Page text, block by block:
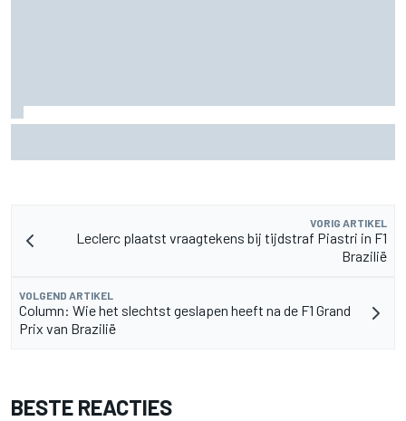
VORIG ARTIKEL
Leclerc plaatst vraagtekens bij tijdstraf Piastri in F1
Brazilië
VOLGEND ARTIKEL
Column: Wie het slechtst geslapen heeft na de F1 Grand
Prix van Brazilië
BESTE REACTIES